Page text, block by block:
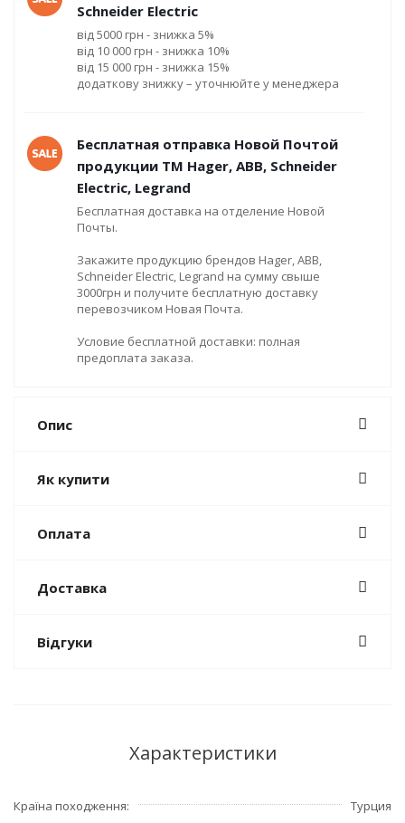
Schneider Electric
від 5000 грн - знижка 5%
від 10 000 грн - знижка 10%
від 15 000 грн - знижка 15%
додаткову знижку – уточнюйте у менеджера
Бесплатная отправка Новой Почтой
продукции ТМ Hager, ABB, Schneider
Electric, Legrand
Бесплатная доставка на отделение Новой
Почты.
Закажите продукцию брендов Hager, ABB,
Schneider Electric, Legrand на сумму свыше
3000грн и получите бесплатную доставку
перевозчиком Новая Почта.
Условие бесплатной доставки: полная
предоплата заказа.
Опис
Як купити
Оплата
Доставка
Відгуки
Характеристики
Країна походження
Турция